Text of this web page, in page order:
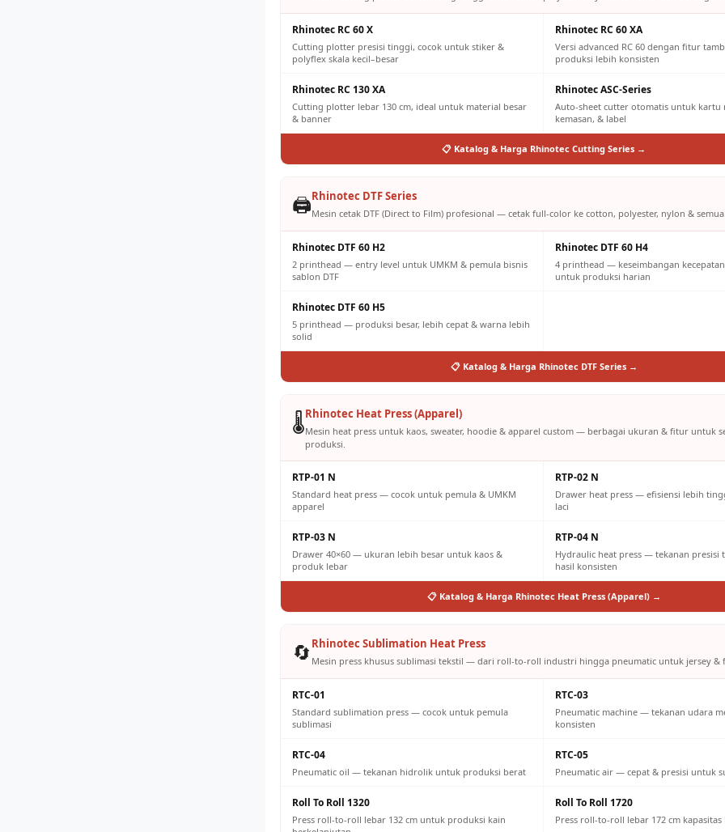
Rhinotec RC 60 X
Cutting plotter presisi tinggi, cocok untuk stiker &
polyflex skala kecil–besar
Rhinotec RC 60 XA
Versi advanced RC 60 dengan fitur
produksi lebih konsisten
Rhinotec RC 130 XA
Cutting plotter lebar 130 cm, ideal untuk material besar
& banner
Rhinotec ASC-Series
Auto-sheet cutter otomatis untuk kartu
kemasan, & label
📋 Katalog & Harga Rhinotec Cutting Series →
🖨️Rhinotec DTF Series
Mesin cetak DTF (Direct to Film) profesional — cetak full-color ke cotton, polyester, nylon &
Rhinotec DTF 60 H2
2 printhead — entry level untuk UMKM & pemula bisnis
sablon DTF
Rhinotec DTF 60 H4
4 printhead — keseimbangan
untuk produksi harian
Rhinotec DTF 60 H5
5 printhead — produksi besar, lebih cepat & warna lebih
solid
📋 Katalog & Harga Rhinotec DTF Series →
🌡️Rhinotec Heat Press (Apparel)
Mesin heat press untuk kaos, sweater, hoodie & apparel custom — berbagai ukuran & fitur untuk
produksi.
RTP-01 N
Standard heat press — cocok untuk pemula & UMKM
apparel
RTP-02 N
Drawer heat press — efisiensi lebih
laci
RTP-03 N
Drawer 40×60 — ukuran lebih besar untuk kaos &
produk lebar
RTP-04 N
Hydraulic heat press — tekanan presisi
hasil konsisten
📋 Katalog & Harga Rhinotec Heat Press (Apparel) →
🔄 Rhinotec Sublimation Heat Press
Mesin press khusus sublimasi tekstil — dari roll-to-roll industri hingga pneumatic untuk jersey &
RTC-01
Standard sublimation press — cocok untuk pemula
sublimasi
RTC-03
Pneumatic machine — tekanan udara
konsisten
RTC-04
Pneumatic oil — tekanan hidrolik untuk produksi berat
RTC-05
Pneumatic air — cepat & presisi untuk
Roll To Roll 1320
Press roll-to-roll lebar 132 cm untuk produksi kain
Roll To Roll 1720
Press roll-to-roll lebar 172 cm